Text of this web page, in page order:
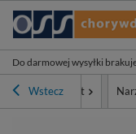
Do darmowej wysyłki
Wstecz
Asortyment